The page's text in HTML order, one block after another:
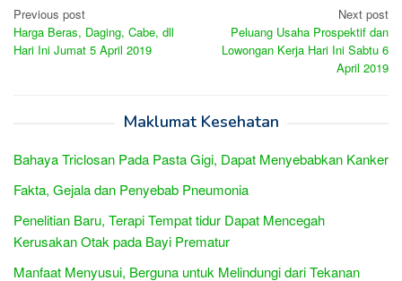
Post
navigation
Previous post
Harga Beras, Daging, Cabe, dll
Hari Ini Jumat 5 April 2019
Next post
Peluang Usaha Prospektif dan
Lowongan Kerja Hari Ini Sabtu 6
April 2019
Maklumat Kesehatan
Bahaya Triclosan Pada Pasta Gigi, Dapat Menyebabkan Kanker
Fakta, Gejala dan Penyebab Pneumonia
Penelitian Baru, Terapi Tempat tidur Dapat Mencegah
Kerusakan Otak pada Bayi Prematur
Manfaat Menyusui, Berguna untuk Melindungi dari Tekanan